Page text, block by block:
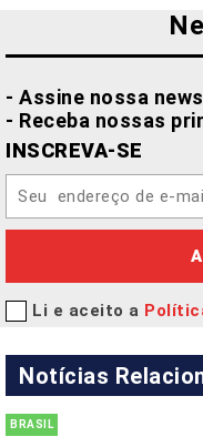
- Assine nossa
- Receba nossas
INSCREVA-SE
Li e aceito a
Notícias
BRASIL